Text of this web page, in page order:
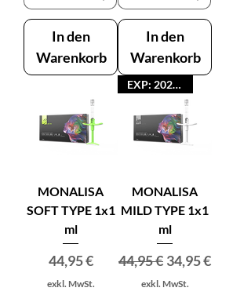
In den
Warenkorb
In den
Warenkorb
MONALISA
SOFT TYPE 1x1
ml
Preis
44,95 €
exkl. MwSt.
EXP: 2026-11
MONALISA
MILD TYPE 1x1
ml
Standardpreis
44,95 € Sale-Preis
34,95 €
exkl. MwSt.